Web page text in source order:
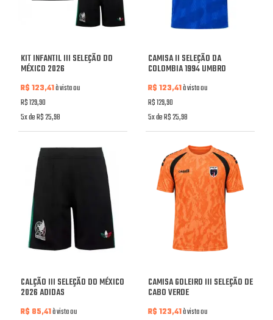
KIT INFANTIL III SELEÇÃO DO
MÉXICO 2026
R$ 123,41à vista ou
R$ 129,90
5x de R$ 25,98
CAMISA II SELEÇÃO DA
COLOMBIA 1994 UMBRO
R$ 123,41à vista ou
R$ 129,90
5x de R$ 25,98
CALÇÃO III SELEÇÃO DO MÉXICO
2026 ADIDAS
R$ 85,41à vista ou
CAMISA GOLEIRO III SELEÇÃO DE
CABO VERDE
R$ 123,41à vista ou